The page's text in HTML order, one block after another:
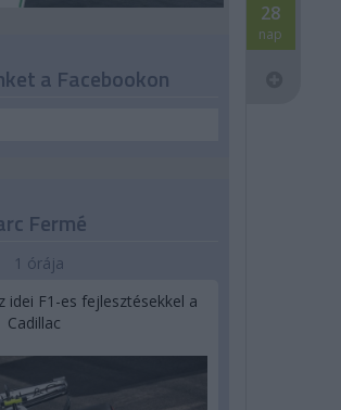
28
nap
a Facebookon
Fermé
1 órája
idei F1-es fejlesztésekkel a
Cadillac